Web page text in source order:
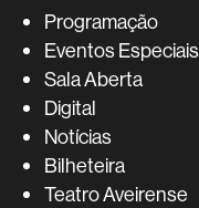
Programação
Eventos Especiais
Sala Aberta
Digital
Notícias
Bilheteira
Teatro Aveirense